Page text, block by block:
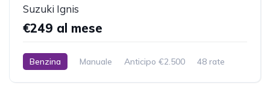
Suzuki Ignis
€249 al mese
Benzina Manuale Anticipo €2.500
48 rate